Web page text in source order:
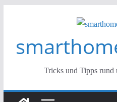
Tricks und Tipps rund